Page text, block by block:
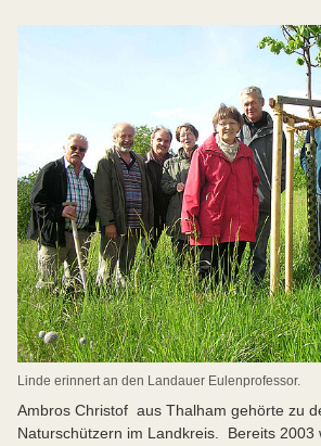
Linde erinnert an den Landauer Eulenprofessor.
Ambros Christof aus Thalham gehörte zu
Naturschützern im Landkreis. Bereits 2003